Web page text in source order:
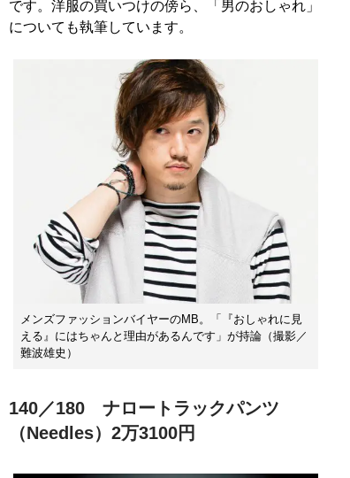
です。洋服の買いつけの傍ら、「男のおしゃれ」
についても執筆しています。
メンズファッションバイヤーのMB。「『おしゃれに見
える』にはちゃんと理由があるんです」が持論（撮影／
難波雄史）
140／180 ナロートラックパンツ
（Needles）2万3100円